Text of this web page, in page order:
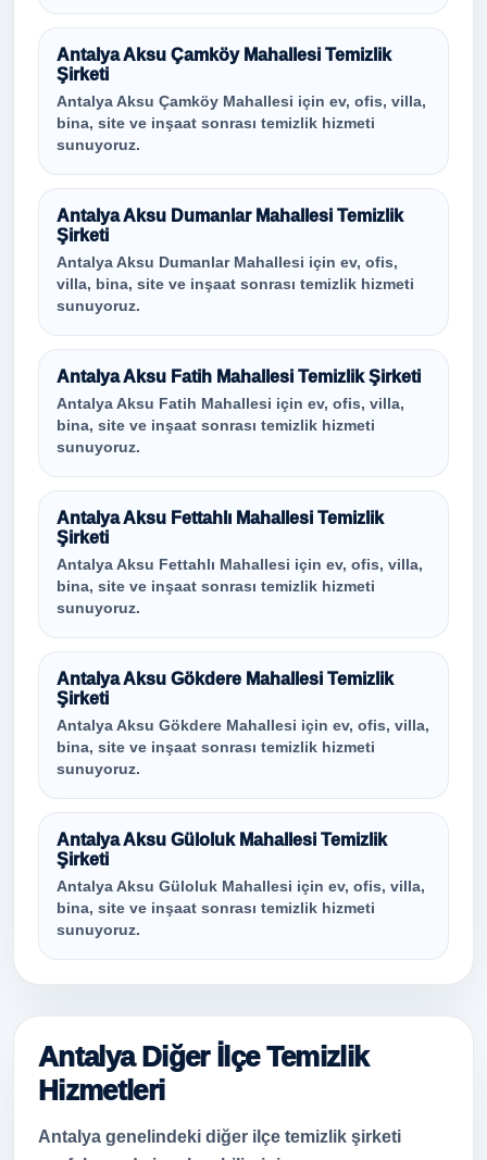
Antalya Aksu Çamköy Mahallesi Temizlik
Şirketi
Antalya Aksu Çamköy Mahallesi için ev, ofis, villa,
bina, site ve inşaat sonrası temizlik hizmeti
sunuyoruz.
Antalya Aksu Dumanlar Mahallesi Temizlik
Şirketi
Antalya Aksu Dumanlar Mahallesi için ev, ofis,
villa, bina, site ve inşaat sonrası temizlik hizmeti
sunuyoruz.
Antalya Aksu Fatih Mahallesi Temizlik Şirketi
Antalya Aksu Fatih Mahallesi için ev, ofis, villa,
bina, site ve inşaat sonrası temizlik hizmeti
sunuyoruz.
Antalya Aksu Fettahlı Mahallesi Temizlik
Şirketi
Antalya Aksu Fettahlı Mahallesi için ev, ofis, villa,
bina, site ve inşaat sonrası temizlik hizmeti
sunuyoruz.
Antalya Aksu Gökdere Mahallesi Temizlik
Şirketi
Antalya Aksu Gökdere Mahallesi için ev, ofis, villa,
bina, site ve inşaat sonrası temizlik hizmeti
sunuyoruz.
Antalya Aksu Güloluk Mahallesi Temizlik
Şirketi
Antalya Aksu Güloluk Mahallesi için ev, ofis, villa,
bina, site ve inşaat sonrası temizlik hizmeti
sunuyoruz.
Antalya Diğer İlçe Temizlik
Hizmetleri
Antalya genelindeki diğer ilçe temizlik şirketi